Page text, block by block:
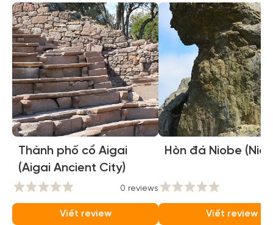
Thành phố cổ Aigai
(Aigai Ancient City)
0 reviews
Viết review
Hòn đá Niobe
Viết review